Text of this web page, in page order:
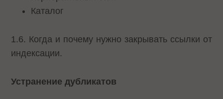
Каталог
1.6. Когда и почему нужно закрывать ссылки от
индексации.
Устранение дубликатов